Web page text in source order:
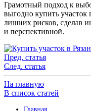
Грамотный подход к
выгодно купить участок
лишних рисков, сделав
и перспективной.
Пред. статья
След. статья
На главную
В список статей
Главная